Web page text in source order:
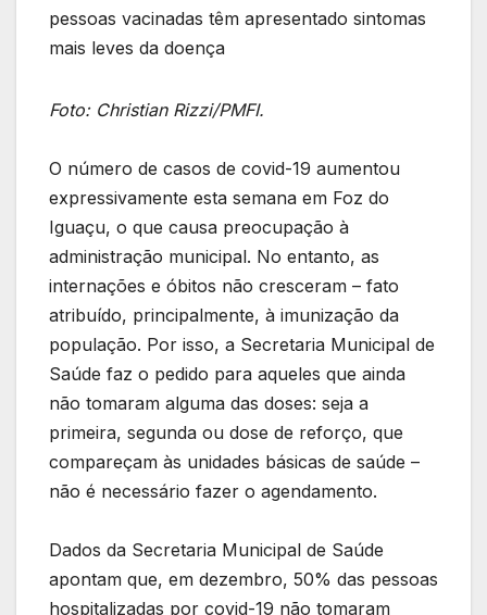
pessoas vacinadas têm apresentado sintomas
mais leves da doença
Foto: Christian Rizzi/PMFI.
O número de casos de covid-19 aumentou
expressivamente esta semana em Foz do
Iguaçu, o que causa preocupação à
administração municipal. No entanto, as
internações e óbitos não cresceram – fato
atribuído, principalmente, à imunização da
população. Por isso, a Secretaria Municipal de
Saúde faz o pedido para aqueles que ainda
não tomaram alguma das doses: seja a
primeira, segunda ou dose de reforço, que
compareçam às unidades básicas de saúde –
não é necessário fazer o agendamento.
Dados da Secretaria Municipal de Saúde
apontam que, em dezembro, 50% das pessoas
hospitalizadas por covid-19 não tomaram